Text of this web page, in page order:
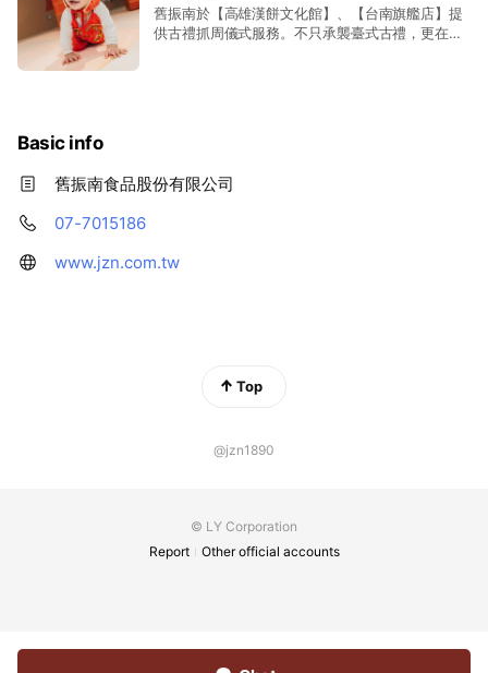
舊振南於【高雄漢餅文化館】、【台南旗艦店】提
供古禮抓周儀式服務。不只承襲臺式古禮，更在融
Basic info
舊振南食品股份有限公司
07-7015186
www.jzn.com.tw
Top
@jzn1890
© LY Corporation
Report
Other official accounts